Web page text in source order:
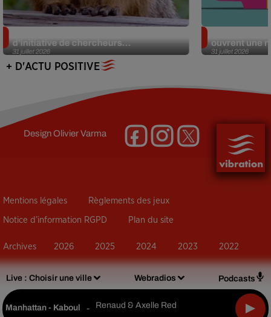
Live : Choisir une ville Webradios Podcasts
Manhattan - Kaboul - Renaud & Axelle Red
31 juillet 2026
d’initiative de chercheurs...
31 juillet 2026
ouvrent une
+ D'ACTU POSITIVE
DesignOlivier Varma
Mentions légales Règlements des jeux
Notice d’information RGPD Plan du site
Archives 2026 2025 2024 2023 2022